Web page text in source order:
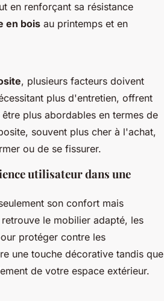
en renforçant sa résistance
en bois au printemps et en
, plusieurs facteurs doivent
plus d'entretien, offrent
plus abordables en termes de
souvent plus cher à l'achat,
ou de se fissurer.
utilisateur dans une
son confort mais
le mobilier adapté, les
protéger contre les
une touche décorative tandis que
de votre espace extérieur.